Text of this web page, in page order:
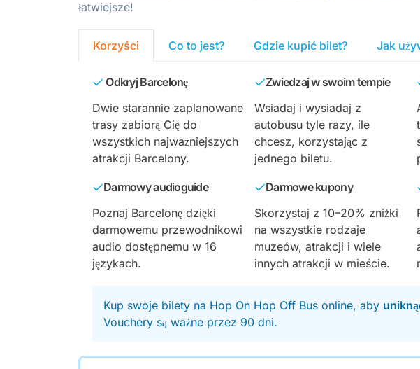
łatwiejsze!
Korzyści Co to jest? Gdzie kupić bilet? Jak
Odkryj Barcelonę
Dwie starannie zaplanowane
trasy zabiorą Cię do
wszystkich najważniejszych
atrakcji Barcelony.
Zwiedzaj w swoim tempie
Wsiadaj i wysiadaj z
autobusu tyle razy, ile
chcesz, korzystając z
jednego biletu.
Darmowy audioguide
Poznaj Barcelonę dzięki
darmowemu przewodnikowi
audio dostępnemu w 16
językach.
Darmowe kupony
Skorzystaj z 10–20% zniżki
na wszystkie rodzaje
muzeów, atrakcji i wiele
innych atrakcji w mieście.
Kup swoje bilety na Hop On Hop Off Bus online, aby
Vouchery są ważne przez 90 dni.